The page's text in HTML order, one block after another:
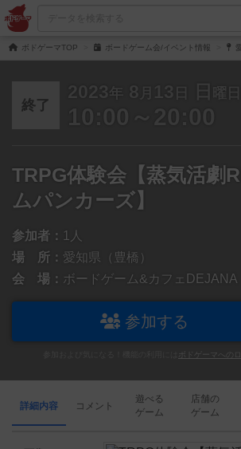
ボドゲーマTOP ボードゲーム会/イベント情報
終了
2023年 8 月 13 日 日 曜日
10:00～20:00
TRPG体験会【蒸気活劇
ムパンカーズ】
参加者： 1人
場 所： 愛知県（豊橋）
会 場： ボードゲーム&カフェDEJANA
参加する
ボドゲーマへのロ
詳細内容 コメント
遊べる
ゲーム
店舗の
ゲーム